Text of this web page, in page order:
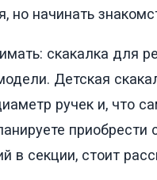
но начинать
скакалка для
Детская
ручек и, что
приобрести
в секции, стоит